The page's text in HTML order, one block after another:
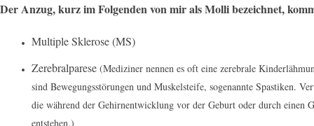
Der Anzug, kurz im Folgenden von mir als Molli bezeichnet,
Multiple Sklerose (MS)
Zerebralparese (Mediziner nennen es oft eine zerebrale
sind Bewegungsstörungen und Muskelsteife, sogenannte Spastiken.
die während der Gehirnentwicklung vor der Geburt oder durch einen
entstehen.)